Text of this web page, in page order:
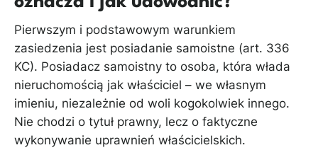
Pierwszym i podstawowym warunkiem
zasiedzenia jest posiadanie samoistne (art. 336
KC). Posiadacz samoistny to osoba, która włada
nieruchomością jak właściciel – we własnym
imieniu, niezależnie od woli kogokolwiek innego.
Nie chodzi o tytuł prawny, lecz o faktyczne
wykonywanie uprawnień właścicielskich.